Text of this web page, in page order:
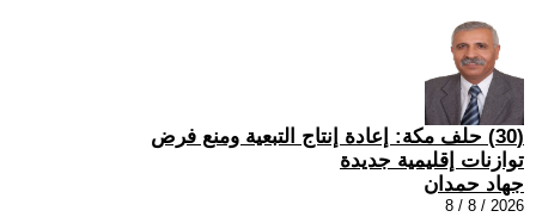
(30) حلف مكة: إعادة إنتاج التبعية ومنع فرض
توازنات إقليمية جديدة
جهاد حمدان
2026 / 8 / 8